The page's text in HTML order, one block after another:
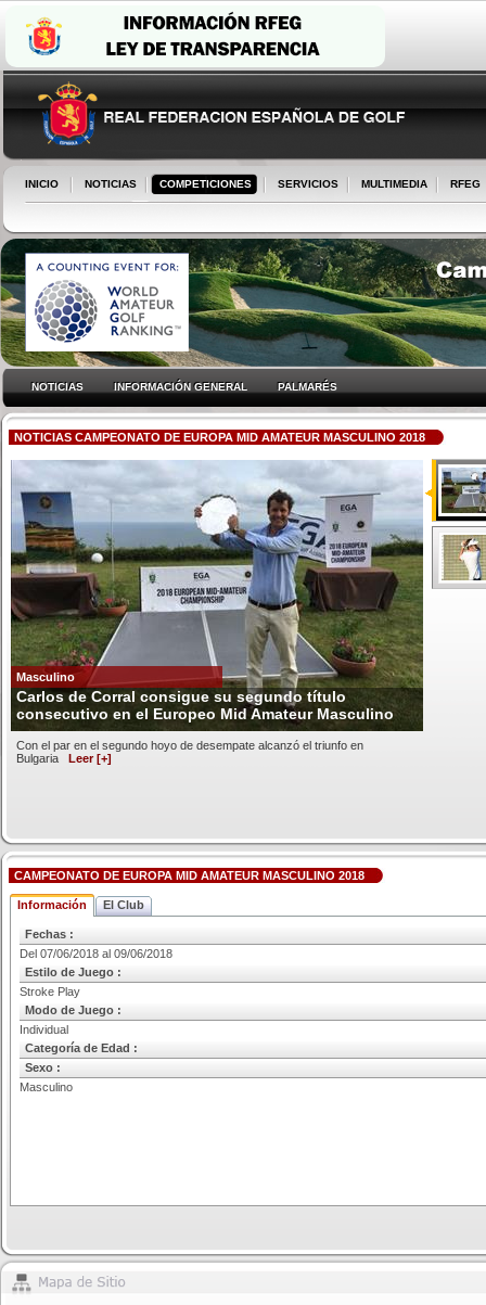
INICIO NOTICIAS COMPETICIONES SERVICIOS MULTIMEDIA RFEG
NOTICIAS INFORMACIÓN GENERAL PALMARÉS
NOTICIAS CAMPEONATO DE EUROPA MID AMATEUR MASCULINO 2018
Masculino
Carlos de Corral consigue su segundo título
consecutivo en el Europeo Mid Amateur Masculino
Con el par en el segundo hoyo de desempate alcanzó el triunfo en
Bulgaria Leer [+]
CAMPEONATO DE EUROPA MID AMATEUR MASCULINO 2018
Información El Club
Fechas :
Del 07/06/2018 al 09/06/2018
Estilo de Juego :
Stroke Play
Modo de Juego :
Individual
Categoría de Edad :
Sexo :
Masculino